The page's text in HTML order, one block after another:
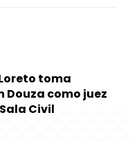
toma
Douza como juez
Civil